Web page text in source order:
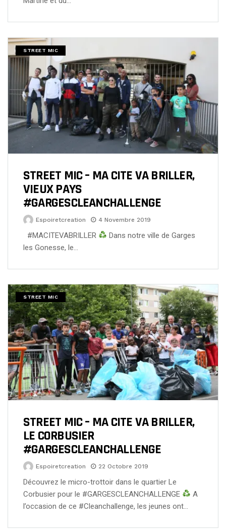
STREET MIC
STREET MIC – MA CITE VA BRILLER,
VIEUX PAYS
#GARGESCLEANCHALLENGE
Espoiretcreation 4 Novembre 2019
#MACITEVABRILLER
Dans notre ville de Garges
les Gonesse, le…
STREET MIC
STREET MIC – MA CITE VA BRILLER,
LE CORBUSIER
#GARGESCLEANCHALLENGE
Espoiretcreation 22 Octobre 2019
Découvrez le micro-trottoir dans le quartier Le
Corbusier pour le #GARGESCLEANCHALLENGE
A
l’occasion de ce #Cleanchallenge, les jeunes ont…